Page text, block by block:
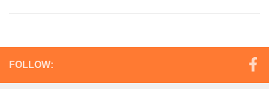
FOLLOW: